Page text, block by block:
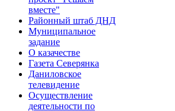
вместе"
Районный штаб ДНД
Муниципальное
задание
О казачестве
Газета Северянка
Даниловское
телевидение
Осуществление
деятельности по